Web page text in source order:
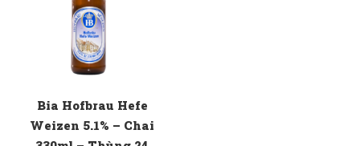
Bia Hofbrau Hefe
Weizen 5.1% – Chai